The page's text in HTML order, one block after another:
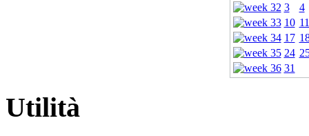
3
4
10 11
17
24
31
Utilità